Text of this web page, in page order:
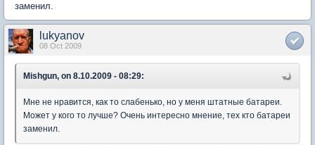
заменил.
lukyanov
08 Oct 2009
Mishgun, on 8.10.2009 - 08:29:
Мне не нравится, как то слабенько, но у меня штатные батареи.
Может у кого то лучше? Очень интересно мнение, тех кто батареи
заменил.